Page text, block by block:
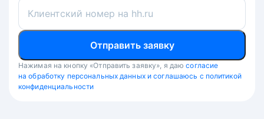
Клиентский номер на hh.ru
Отправить заявку
Нажимая на кнопку «Отправить заявку», я даю согласие
на обработку персональных данных и соглашаюсь с политикой
конфиденциальности